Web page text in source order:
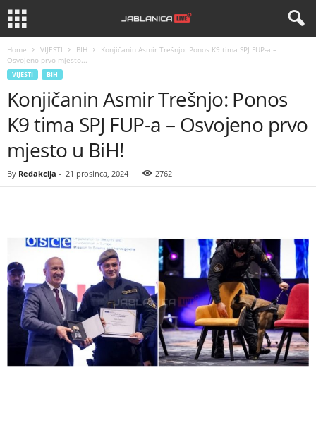
Home VIJESTI BIH
Konjičanin Asmir Trešnjo: Ponos K9 tima SPJ FUP-a –
Osvojeno prvo mjesto...
VIJESTI BIH
Konjičanin Asmir Trešnjo: Ponos
K9 tima SPJ FUP-a – Osvojeno prvo
mjesto u BiH!
By Redakcija - 21 prosinca, 2024 2762